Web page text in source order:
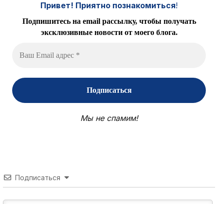
Привет! Приятно познакомиться!
Подпишитесь на email рассылку, чтобы получать
эксклюзивные новости от моего блога.
Мы не спамим!
Подписаться